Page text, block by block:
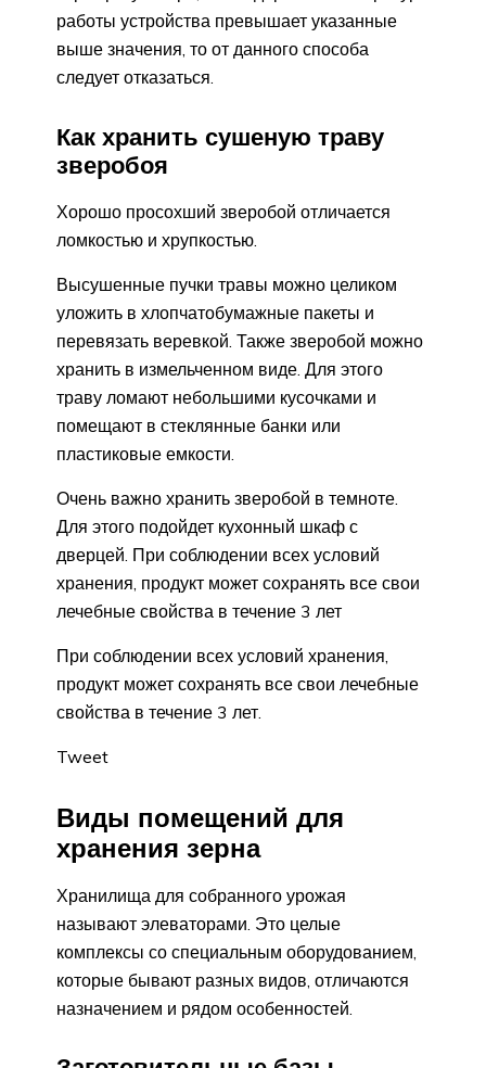
работы устройства превышает указанные
выше значения, то от данного способа
следует отказаться.
Как хранить сушеную траву
зверобоя
Хорошо просохший зверобой отличается
ломкостью и хрупкостью.
Высушенные пучки травы можно целиком
уложить в хлопчатобумажные пакеты и
перевязать веревкой. Также зверобой можно
хранить в измельченном виде. Для этого
траву ломают небольшими кусочками и
помещают в стеклянные банки или
пластиковые емкости.
Очень важно хранить зверобой в темноте.
Для этого подойдет кухонный шкаф с
дверцей. При соблюдении всех условий
хранения, продукт может сохранять все свои
лечебные свойства в течение 3 лет
При соблюдении всех условий хранения,
продукт может сохранять все свои лечебные
свойства в течение 3 лет.
Tweet
Виды помещений для
хранения зерна
Хранилища для собранного урожая
называют элеваторами. Это целые
комплексы со специальным оборудованием,
которые бывают разных видов, отличаются
назначением и рядом особенностей.